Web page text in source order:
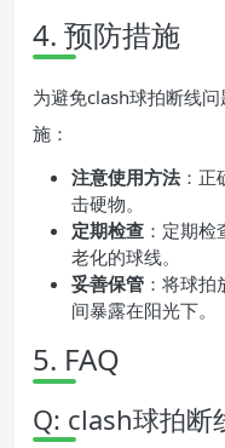
4. 预防措施
为避免clash球拍断线
施：
注意使用方法：正
击硬物。
定期检查 ：定期
老化的球线。
妥善保管 ：将球
间暴露在阳光下。
5. FAQ
Q: clash球拍断